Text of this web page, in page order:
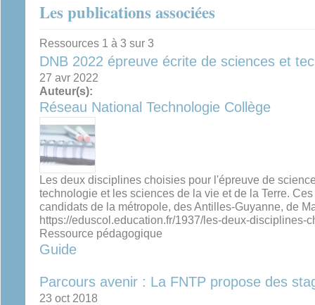
Les publications associées
Ressources 1 à 3 sur 3
DNB 2022 épreuve écrite de sciences et
27 avr 2022
Auteur(s):
Réseau National Technologie Collège
Les deux disciplines choisies pour l'épreuve de
technologie et les sciences de la vie et de la Terre.
candidats de la métropole, des Antilles-Guyanne, de
https://eduscol.education.fr/1937/les-deux-disciplines-
Ressource pédagogique
Guide
Parcours avenir : La FNTP propose des
23 oct 2018